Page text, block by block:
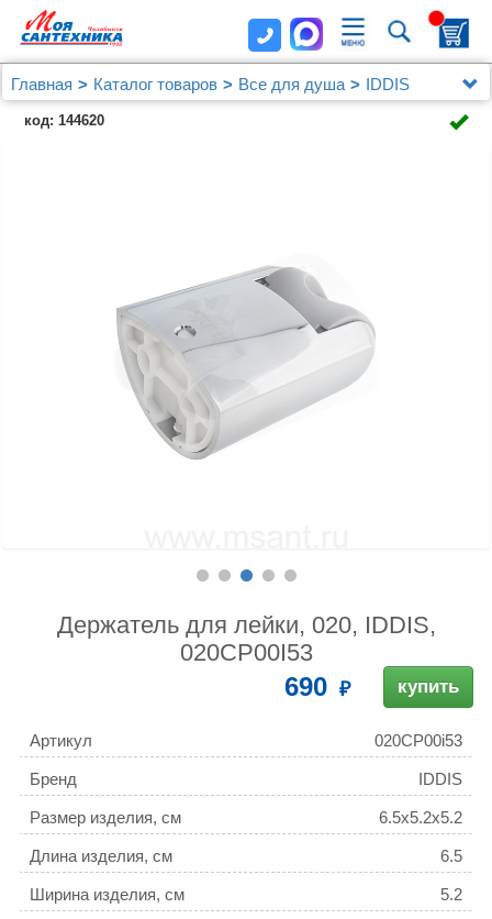
Главная Каталог товаров Все для душа
IDDIS
Держатель для лейки, 020, IDDIS, 020CP00I53
код: 144620
Держатель для лейки, 020, IDDIS,
020CP00I53
690 купить
Артикул 020CP00i53
Бренд IDDIS
Размер изделия, см 6.5x5.2x5.2
Длина изделия, см 6.5
Ширина изделия, см 5.2